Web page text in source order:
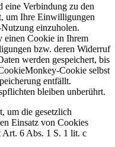
eine Verbindung zu den
um Ihre Einwilligungen
einzuholen.
einen Cookie in Ihrem
bzw. deren Widerruf
werden gespeichert, bis
Cookie selbst
entfällt.
bleiben unberührt.
um die gesetzlich
Einsatz von Cookies
Art. 6 Abs. 1 S. 1 lit. c